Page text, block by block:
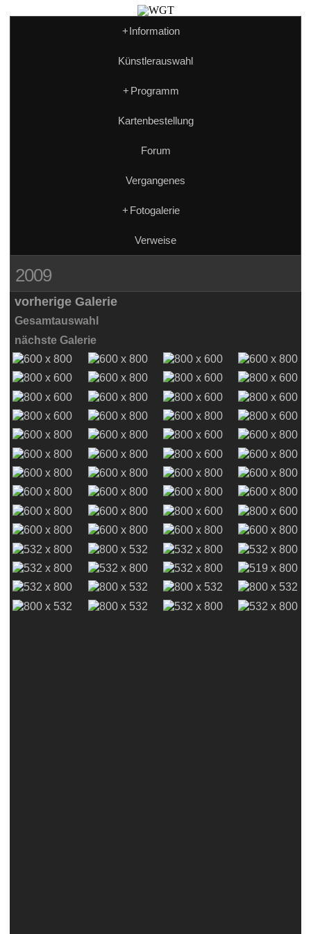
+Information
Künstlerauswahl
+ Programm
Kartenbestellung
Forum
Vergangenes
+ Fotogalerie
Verweise
2009
vorherige Galerie
Gesamtauswahl
nächste Galerie